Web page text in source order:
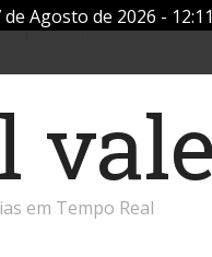
Agosto de 2026 - 12:11
em Tempo Real